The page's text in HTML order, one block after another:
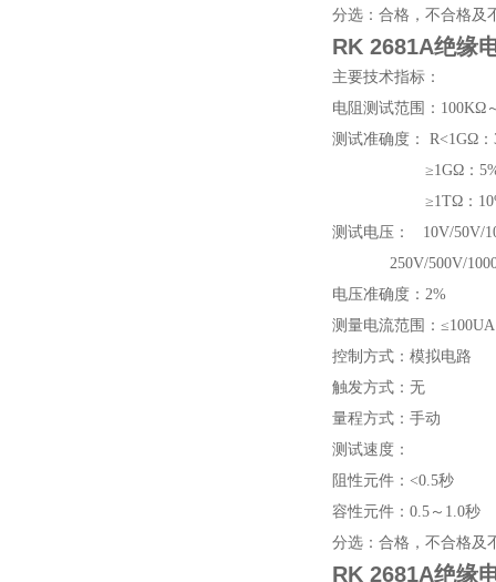
分选：合格，不合格及
RK 2681A绝缘
主要技术指标：
电阻测试范围：100KΩ
测试准确度： R<1GΩ
≥1GΩ：5%读
≥1TΩ：10%读
测试电压： 10V/
250V/500V/
电压准确度：2%
测量电流范围：≤100UA
控制方式：模拟电路
触发方式：无
量程方式：手动
测试速度：
阻性元件：<0.5秒
容性元件：0.5～1.0秒
分选：合格，不合格及
RK 2681A绝缘